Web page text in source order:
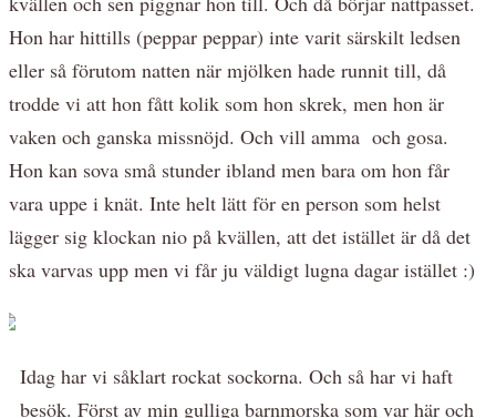
Hon har hittills (peppar peppar) inte varit särskilt ledsen
eller så förutom natten när mjölken hade runnit till, då
trodde vi att hon fått kolik som hon skrek, men hon är
vaken och ganska missnöjd. Och vill amma och gosa.
Hon kan sova små stunder ibland men bara om hon får
vara uppe i knät. Inte helt lätt för en person som helst
lägger sig klockan nio på kvällen, att det istället är då det
ska varvas upp men vi får ju väldigt lugna dagar istället :)
Idag har vi såklart rockat sockorna. Och så har vi haft
besök. Först av min gulliga barnmorska som var här och